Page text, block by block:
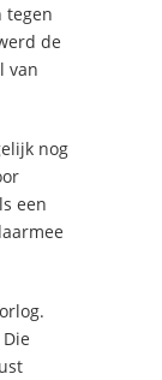
tegen
de
van
nog
een